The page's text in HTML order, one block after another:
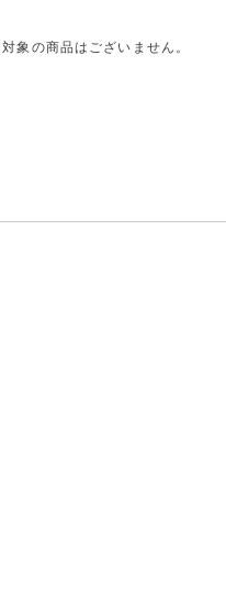
象の商品はございません。